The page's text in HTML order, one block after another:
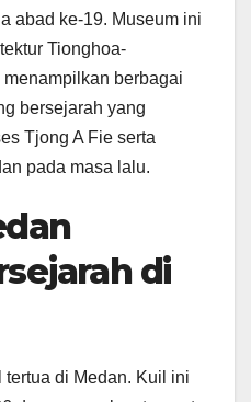
abad ke-19. Museum ini
Tionghoa-
menampilkan berbagai
bersejarah yang
Tjong A Fie serta
pada masa lalu.
di
di Medan. Kuil ini